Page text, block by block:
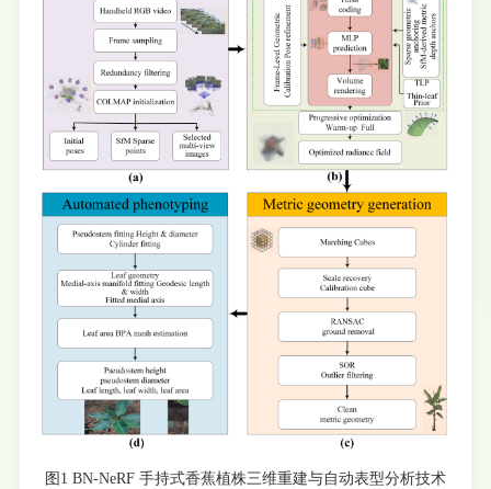
图1 BN-NeRF 手持式香蕉植株三维重建与自动表型分析技术